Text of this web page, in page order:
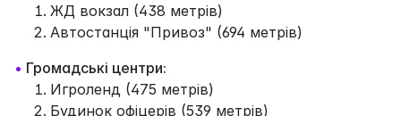
ЖД вокзал (438 метрів)
Автостанція "Привоз" (694 метрів)
• Громадські центри:
Игроленд (475 метрів)
Будинок офіцерів (539 метрів)